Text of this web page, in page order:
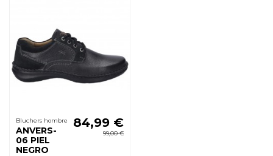
Bluchers hombre
ANVERS-
06 PIEL
NEGRO
84,99 €
99,00 €